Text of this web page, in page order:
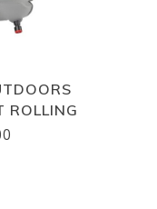
ROLLING